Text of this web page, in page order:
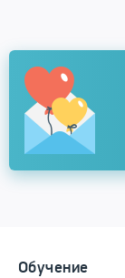
Обучение